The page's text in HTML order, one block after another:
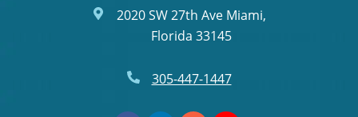
2020 SW 27th Ave Miami,
Florida 33145
305-447-1447